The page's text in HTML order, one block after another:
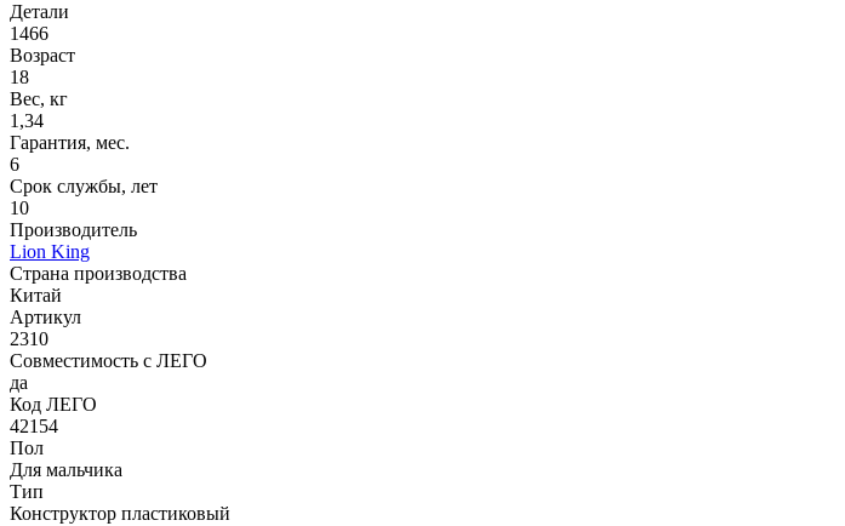
Детали
1466
Возраст
18
Вес, кг
1,34
Гарантия, мес.
6
Срок службы, лет
10
Производитель
Lion King
Страна производства
Китай
Артикул
2310
Совместимость с ЛЕГО
да
Код ЛЕГО
42154
Пол
Для мальчика
Тип
Конструктор пластиковый